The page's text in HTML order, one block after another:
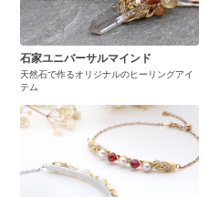
石家ユニバーサルマインド
天然石で作るオリジナルのヒーリングアイ
テム